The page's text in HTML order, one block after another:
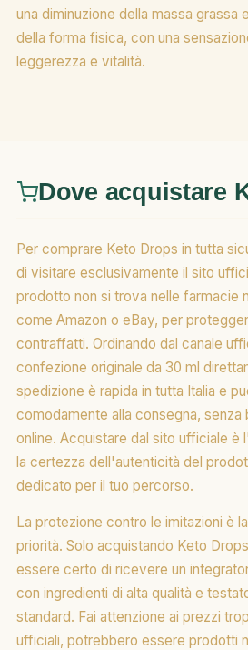
una diminuzione della massa grassa
della forma fisica, con una
leggerezza e vitalità.
Dove acquistare
Per comprare Keto Drops in tutta
di visitare esclusivamente il sito
prodotto non si trova nelle farmacie
come Amazon o eBay, per
contraffatti. Ordinando dal canale
confezione originale da 30 ml
spedizione è rapida in tutta Italia e
comodamente alla consegna, senza
online. Acquistare dal sito ufficiale è
la certezza dell'autenticità del
dedicato per il tuo percorso.
La protezione contro le imitazioni è
priorità. Solo acquistando Keto
essere certo di ricevere un
con ingredienti di alta qualità e
standard. Fai attenzione ai prezzi
ufficiali, potrebbero essere prodotti